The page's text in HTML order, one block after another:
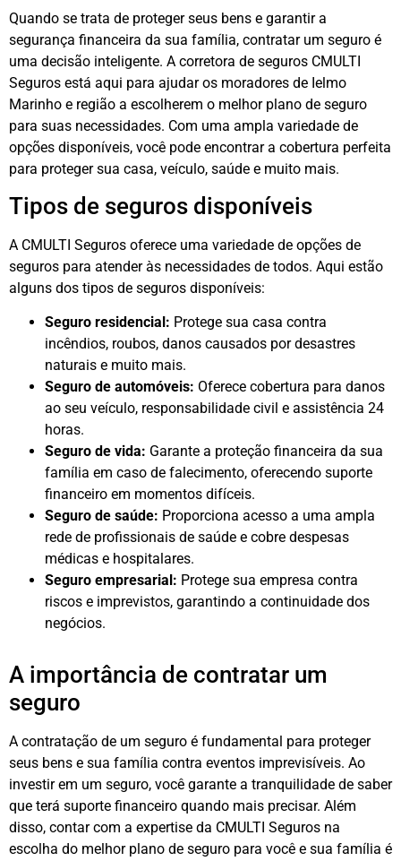
Quando se trata de proteger seus bens e garantir a
segurança financeira da sua família, contratar um seguro é
uma decisão inteligente. A corretora de seguros CMULTI
Seguros está aqui para ajudar os moradores de Ielmo
Marinho e região a escolherem o melhor plano de seguro
para suas necessidades. Com uma ampla variedade de
opções disponíveis, você pode encontrar a cobertura perfeita
para proteger sua casa, veículo, saúde e muito mais.
Tipos de seguros disponíveis
A CMULTI Seguros oferece uma variedade de opções de
seguros para atender às necessidades de todos. Aqui estão
alguns dos tipos de seguros disponíveis:
Seguro residencial: Protege sua casa contra
incêndios, roubos, danos causados por desastres
naturais e muito mais.
Seguro de automóveis: Oferece cobertura para danos
ao seu veículo, responsabilidade civil e assistência 24
horas.
Seguro de vida: Garante a proteção financeira da sua
família em caso de falecimento, oferecendo suporte
financeiro em momentos difíceis.
Seguro de saúde: Proporciona acesso a uma ampla
rede de profissionais de saúde e cobre despesas
médicas e hospitalares.
Seguro empresarial: Protege sua empresa contra
riscos e imprevistos, garantindo a continuidade dos
negócios.
A importância de contratar um
seguro
A contratação de um seguro é fundamental para proteger
seus bens e sua família contra eventos imprevisíveis. Ao
investir em um seguro, você garante a tranquilidade de saber
que terá suporte financeiro quando mais precisar. Além
disso, contar com a expertise da CMULTI Seguros na
escolha do melhor plano de seguro para você e sua família é